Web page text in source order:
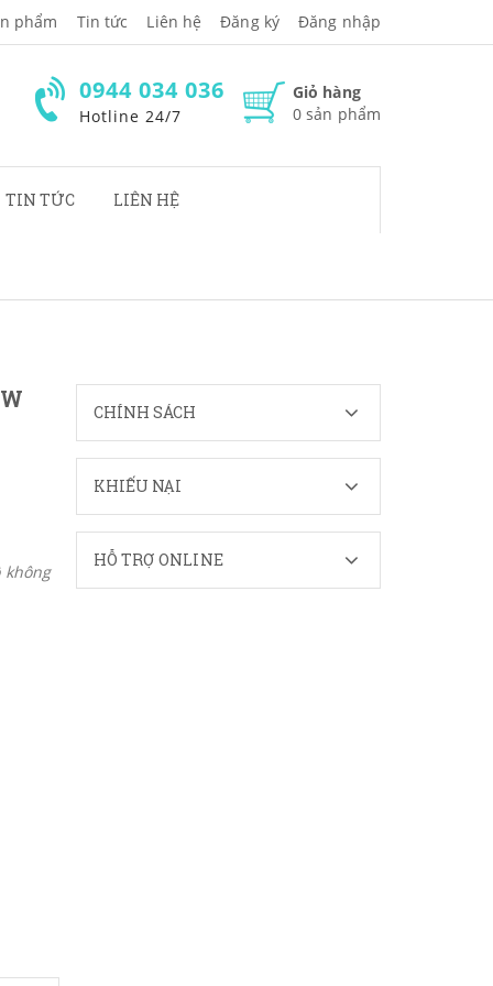
phẩm Tin tức Liên hệ Đăng ký Đăng nhập
Giỏ hàng
0 sản phẩm
0944 034 036
Hotline 24/7
TIN TỨC LIÊN HỆ
không
CHÍNH SÁCH
KHIẾU NẠI
HỖ TRỢ ONLINE